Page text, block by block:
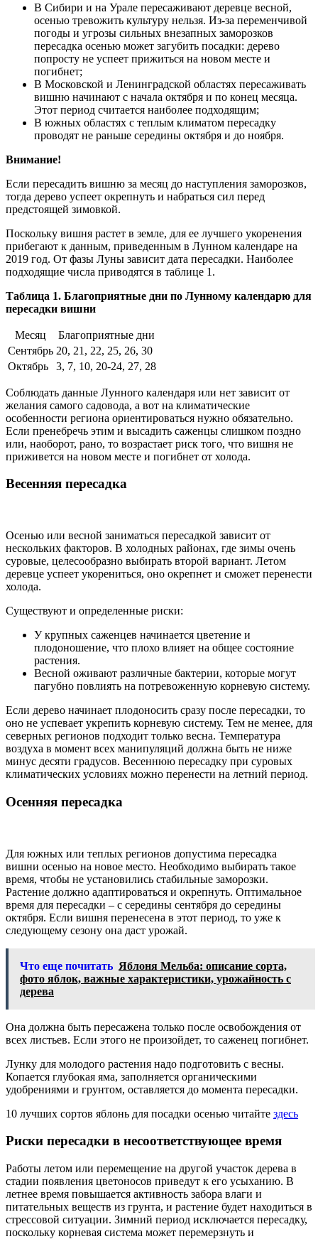
В Сибири и на Урале пересаживают деревце весной,
осенью тревожить культуру нельзя. Из-за переменчивой
погоды и угрозы сильных внезапных заморозков
пересадка осенью может загубить посадки: дерево
попросту не успеет прижиться на новом месте и
погибнет;
В Московской и Ленинградской областях пересаживать
вишню начинают с начала октября и по конец месяца.
Этот период считается наиболее подходящим;
В южных областях с теплым климатом пересадку
проводят не раньше середины октября и до ноября.
Внимание!
Если пересадить вишню за месяц до наступления заморозков,
тогда дерево успеет окрепнуть и набраться сил перед
предстоящей зимовкой.
Поскольку вишня растет в земле, для ее лучшего укоренения
прибегают к данным, приведенным в Лунном календаре на
2019 год. От фазы Луны зависит дата пересадки. Наиболее
подходящие числа приводятся в таблице 1.
Таблица 1. Благоприятные дни по Лунному календарю для
пересадки вишни
Месяц
Благоприятные дни
Сентябрь 20, 21, 22, 25, 26, 30
Октябрь
3, 7, 10, 20-24, 27, 28
Соблюдать данные Лунного календаря или нет зависит от
желания самого садовода, а вот на климатические
особенности региона ориентироваться нужно обязательно.
Если пренебречь этим и высадить саженцы слишком поздно
или, наоборот, рано, то возрастает риск того, что вишня не
приживется на новом месте и погибнет от холода.
Весенняя пересадка
Осенью или весной заниматься пересадкой зависит от
нескольких факторов. В холодных районах, где зимы очень
суровые, целесообразно выбирать второй вариант. Летом
деревце успеет укорениться, оно окрепнет и сможет перенести
холода.
Существуют и определенные риски:
У крупных саженцев начинается цветение и
плодоношение, что плохо влияет на общее состояние
растения.
Весной оживают различные бактерии, которые могут
пагубно повлиять на потревоженную корневую систему.
Если дерево начинает плодоносить сразу после пересадки, то
оно не успевает укрепить корневую систему. Тем не менее, для
северных регионов подходит только весна. Температура
воздуха в момент всех манипуляций должна быть не ниже
минус десяти градусов. Весеннюю пересадку при суровых
климатических условиях можно перенести на летний период.
Осенняя пересадка
Для южных или теплых регионов допустима пересадка
вишни осенью на новое место. Необходимо выбирать такое
время, чтобы не установились стабильные заморозки.
Растение должно адаптироваться и окрепнуть. Оптимальное
время для пересадки – с середины сентября до середины
октября. Если вишня перенесена в этот период, то уже к
следующему сезону она даст урожай.
Что еще почитать Яблоня Мельба: описание сорта,
фото яблок, важные характеристики, урожайность с
дерева
Она должна быть пересажена только после освобождения от
всех листьев. Если этого не произойдет, то саженец погибнет.
Лунку для молодого растения надо подготовить с весны.
Копается глубокая яма, заполняется органическими
удобрениями и грунтом, оставляется до момента пересадки.
10 лучших сортов яблонь для посадки осенью читайте здесь
Риски пересадки в несоответствующее время
Работы летом или перемещение на другой участок дерева в
стадии появления цветоносов приведут к его усыханию. В
летнее время повышается активность забора влаги и
питательных веществ из грунта, и растение будет находиться в
стрессовой ситуации. Зимний период исключается пересадку,
поскольку корневая система может перемерзнуть и